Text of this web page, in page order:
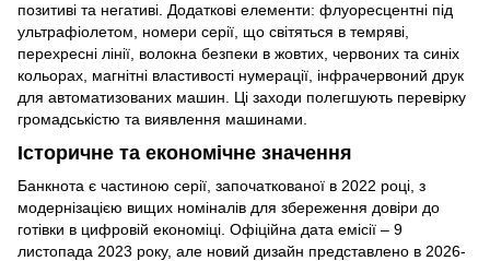
позитиві та негативі. Додаткові елементи: флуоресцентні під
ультрафіолетом, номери серії, що світяться в темряві,
перехресні лінії, волокна безпеки в жовтих, червоних та синіх
кольорах, магнітні властивості нумерації, інфрачервоний друк
для автоматизованих машин. Ці заходи полегшують перевірку
громадськістю та виявлення машинами.
Історичне та економічне значення
Банкнота є частиною серії, започаткованої в 2022 році, з
модернізацією вищих номіналів для збереження довіри до
готівки в цифровій економіці. Офіційна дата емісії – 9
листопада 2023 року, але новий дизайн представлено в 2026-